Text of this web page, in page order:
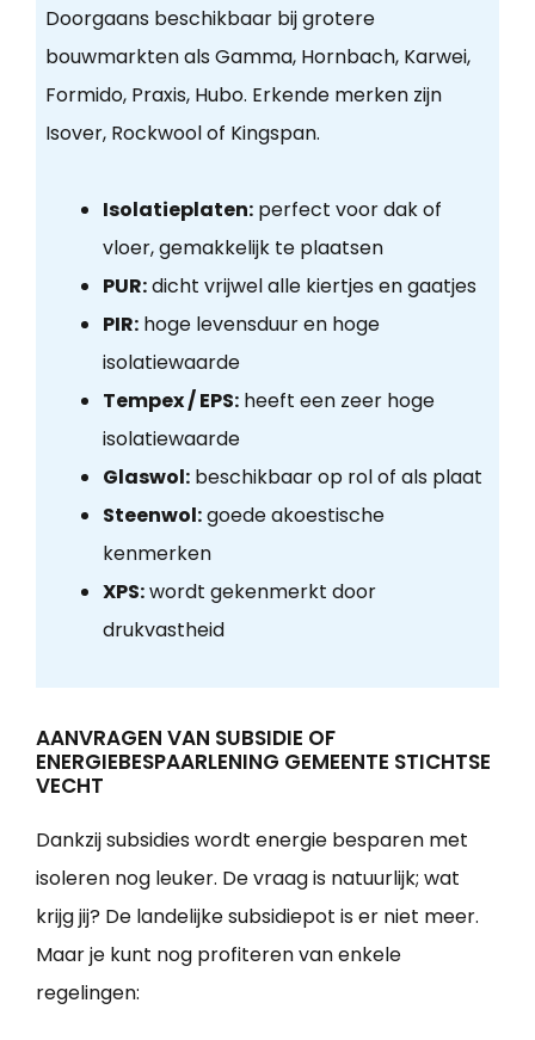
Doorgaans beschikbaar bij grotere
bouwmarkten als Gamma, Hornbach, Karwei,
Formido, Praxis, Hubo. Erkende merken zijn
Isover, Rockwool of Kingspan.
Isolatieplaten:perfect voor dak of
vloer, gemakkelijk te plaatsen
PUR:dicht vrijwel alle kiertjes en gaatjes
PIR:hoge levensduur en hoge
isolatiewaarde
Tempex / EPS:heeft een zeer hoge
isolatiewaarde
Glaswol:beschikbaar op rol of als plaat
Steenwol:goede akoestische
kenmerken
XPS:wordt gekenmerkt door
drukvastheid
AANVRAGEN VAN SUBSIDIE OF
ENERGIEBESPAARLENING GEMEENTE STICHTSE
VECHT
Dankzij subsidies wordt energie besparen met
isoleren nog leuker. De vraag is natuurlijk; wat
krijg jij? De landelijke subsidiepot is er niet meer.
Maar je kunt nog profiteren van enkele
regelingen: